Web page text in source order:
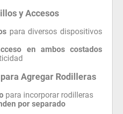
y Accesos
para diversos dispositivos
en ambos costados
Agregar Rodilleras
para incorporar rodilleras
por separado